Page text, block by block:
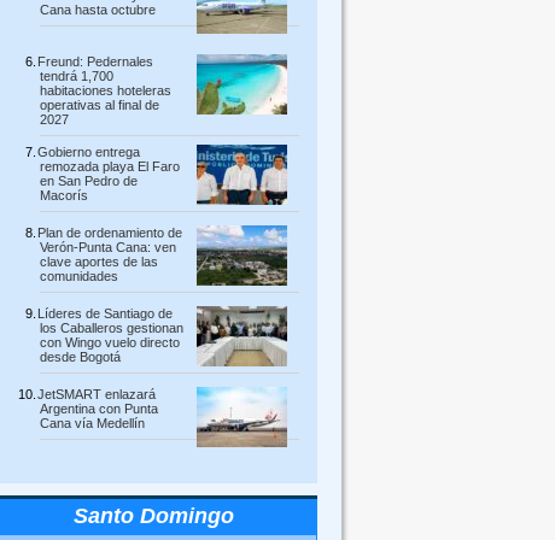
Cana hasta octubre
Freund: Pedernales
tendrá 1,700
habitaciones hoteleras
operativas al final de
2027
Gobierno entrega
remozada playa El Faro
en San Pedro de
Macorís
Plan de ordenamiento de
Verón-Punta Cana: ven
clave aportes de las
comunidades
Líderes de Santiago de
los Caballeros gestionan
con Wingo vuelo directo
desde Bogotá
JetSMART enlazará
Argentina con Punta
Cana vía Medellín
Santo Domingo